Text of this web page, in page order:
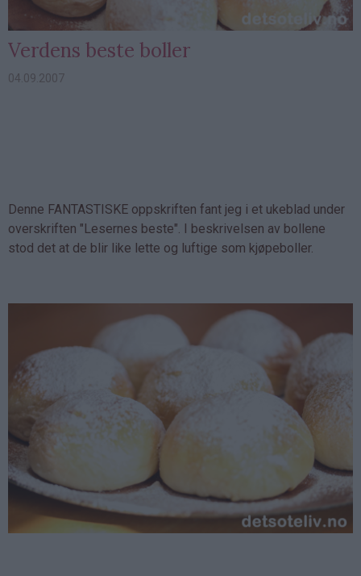
Verdens beste boller
04.09.2007
Denne FANTASTISKE oppskriften fant jeg i et ukeblad under
overskriften "Lesernes beste". I beskrivelsen av bollene
stod det at de blir like lette og luftige som kjøpeboller.